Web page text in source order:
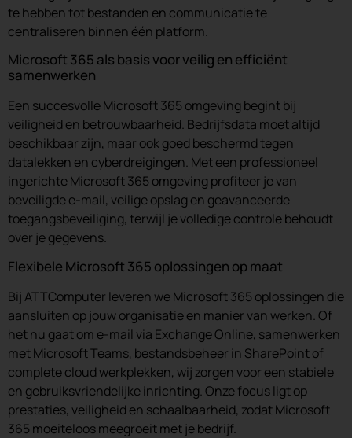
te hebben tot bestanden en communicatie te
centraliseren binnen één platform.
Microsoft 365 als basis voor veilig en efficiënt
samenwerken
Een succesvolle Microsoft 365 omgeving begint bij
veiligheid en betrouwbaarheid. Bedrijfsdata moet altijd
beschikbaar zijn, maar ook goed beschermd tegen
datalekken en cyberdreigingen. Met een professioneel
ingerichte Microsoft 365 omgeving profiteer je van
beveiligde e-mail, veilige opslag en geavanceerde
toegangsbeveiliging, terwijl je volledige controle behoudt
over je gegevens.
Flexibele Microsoft 365 oplossingen op maat
Bij ATTComputer leveren we Microsoft 365 oplossingen die
aansluiten op jouw organisatie en manier van werken. Of
het nu gaat om e-mail via Exchange Online, samenwerken
met Microsoft Teams, bestandsbeheer in SharePoint of
complete cloud werkplekken, wij zorgen voor een stabiele
en gebruiksvriendelijke inrichting. Onze focus ligt op
prestaties, veiligheid en schaalbaarheid, zodat Microsoft
365 moeiteloos meegroeit met je bedrijf.